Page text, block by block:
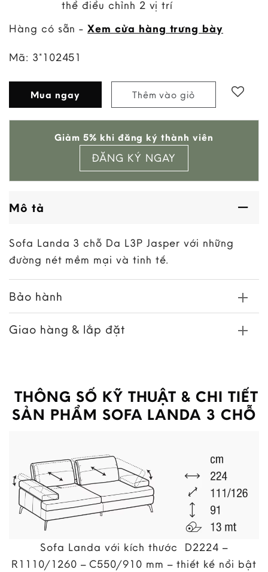
thể điểu chỉnh 2 vị trí
Hàng có sẵn -Xem cửa hàng trưng bày
Mã: 3*102451
Mua ngay Thêm vào giỏ
wishlist
Giảm 5% khi đăng ký thành viên
ĐĂNG KÝ NGAY
Mô tả
Sofa Landa 3 chỗ Da L3P Jasper với những
đường nét mềm mại và tinh tế.
Bảo hành
Giao hàng & lắp đặt
THÔNG SỐ KỸ THUẬT & CHI TIẾT
SẢN PHẨM SOFA LANDA 3 CHỖ
Sofa Landa với kích thước D2224 –
R1110/1260 – C550/910 mm – thiết kế nổi bật